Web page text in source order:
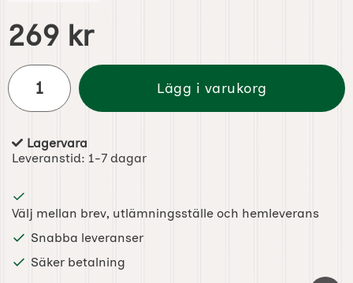
Handla denna produkt Kanna 1,7l
pris
269 kr
antal
Lägg i varukorg
Tillgänglighet:
Lagervara
Leveranstid: 1-7 dagar
Välj mellan brev, utlämningsställe och hemleverans
Snabba leveranser
Säker betalning